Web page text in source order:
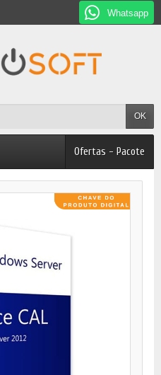
Whatsapp
OK
Ofertas - Pacote